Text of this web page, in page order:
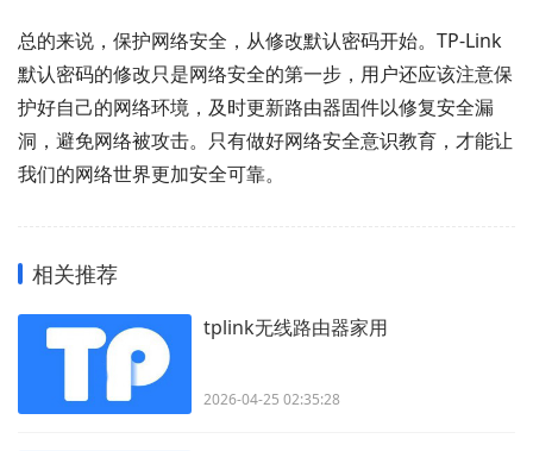
总的来说，保护网络安全，从修改默认密码开始。TP-Link
默认密码的修改只是网络安全的第一步，用户还应该注意保
护好自己的网络环境，及时更新路由器固件以修复安全漏
洞，避免网络被攻击。只有做好网络安全意识教育，才能让
我们的网络世界更加安全可靠。
相关推荐
tplink无线路由器家用
2026-04-25 02:35:28